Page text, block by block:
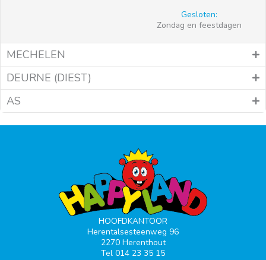
Gesloten:
Zondag en feestdagen
MECHELEN
DEURNE (DIEST)
AS
HOOFDKANTOOR
Herentalsesteenweg 96
2270 Herenthout
Tel 014 23 35 15